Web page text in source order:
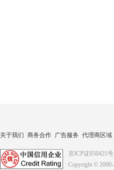
关于我们 商务合作 广告服务 代理商区域
京ICP证050421号
Copyright ©